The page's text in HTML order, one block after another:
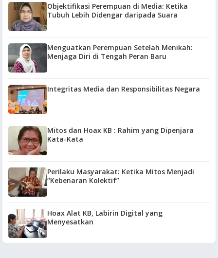
Objektifikasi Perempuan di Media: Ketika
Tubuh Lebih Didengar daripada Suara
Menguatkan Perempuan Setelah Menikah:
Menjaga Diri di Tengah Peran Baru
Integritas Media dan Responsibilitas Negara
Mitos dan Hoax KB : Rahim yang Dipenjara
Kata-Kata
Perilaku Masyarakat: Ketika Mitos Menjadi
“Kebenaran Kolektif”
Hoax Alat KB, Labirin Digital yang
Menyesatkan